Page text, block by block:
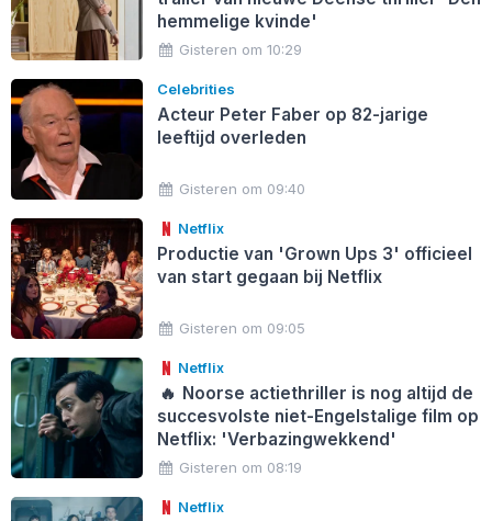
hemmelige kvinde'
Gisteren om 10:29
Celebrities
Acteur Peter Faber op 82-jarige
leeftijd overleden
Gisteren om 09:40
Netflix
Productie van 'Grown Ups 3' officieel
van start gegaan bij Netflix
Gisteren om 09:05
Netflix
🔥 Noorse actiethriller is nog altijd de
succesvolste niet-Engelstalige film op
Netflix: 'Verbazingwekkend'
Gisteren om 08:19
Netflix